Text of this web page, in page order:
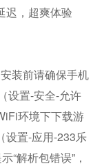
迟，超爽体验
装前请确保手机
设置-安全-允许
环境下下载游
设置-应用-233乐
“解析包错误”，